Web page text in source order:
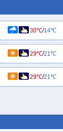
30℃/14℃
29℃/21℃
29℃/21℃